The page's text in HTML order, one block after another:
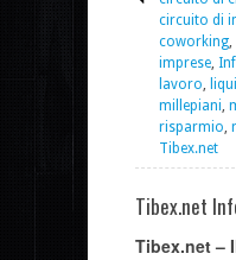
circuito di
coworking,
imprese,
lavoro,
millepiani,
risparmio,
Tibex.net
Tibex.net
Tibex.net –